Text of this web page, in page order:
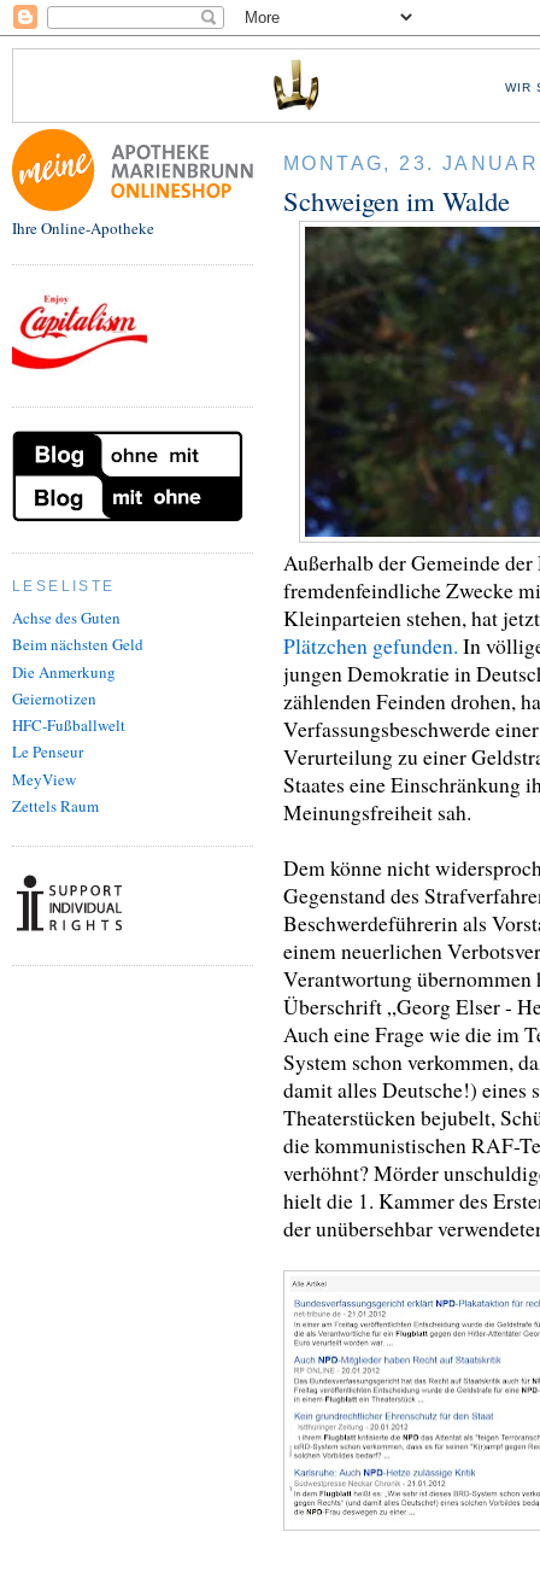
WIR
Ihre Online-Apotheke
LESELISTE
Achse des Guten
Beim nächsten Geld
Die Anmerkung
Geiernotizen
HFC-Fußballwelt
Le Penseur
MeyView
Zettels Raum
MONTAG, 23.
Schweigen im Walde
Außerhalb der Gemeinde
fremdenfeindliche Zwecke
Kleinparteien stehen, hat
Plätzchen gefunden. In
jungen Demokratie in
zählenden Feinden drohen,
Verfassungsbeschwerde
Verurteilung zu einer
Staates eine Einschränkung
Meinungsfreiheit sah.
Dem könne nicht
Gegenstand des
Beschwerdeführerin als
einem neuerlichen
Verantwortung übernommen
Überschrift „Georg Elser -
Auch eine Frage wie die im
System schon verkommen,
damit alles Deutsche!) eines
Theaterstücken bejubelt,
die kommunistischen RAF-
verhöhnt? Mörder
hielt die 1. Kammer des
der unübersehbar